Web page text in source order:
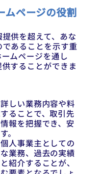
ムページの役割
供を超えて、あな
あることを示す重
ムページを通し
することができま
しい業務内容や料
ることで、取引先
報を把握でき、安
。
人事業主としての
業務、過去の実績
紹介することが、